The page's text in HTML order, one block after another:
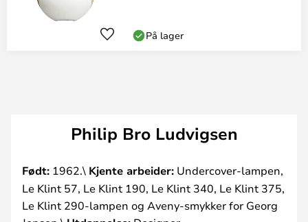
På lager
Philip Bro Ludvigsen
Født: 1962.\ Kjente arbeider: Undercover-lampen,
Le Klint 57, Le Klint 190, Le Klint 340, Le Klint 375,
Le Klint 290-lampen og Aveny-smykker for Georg